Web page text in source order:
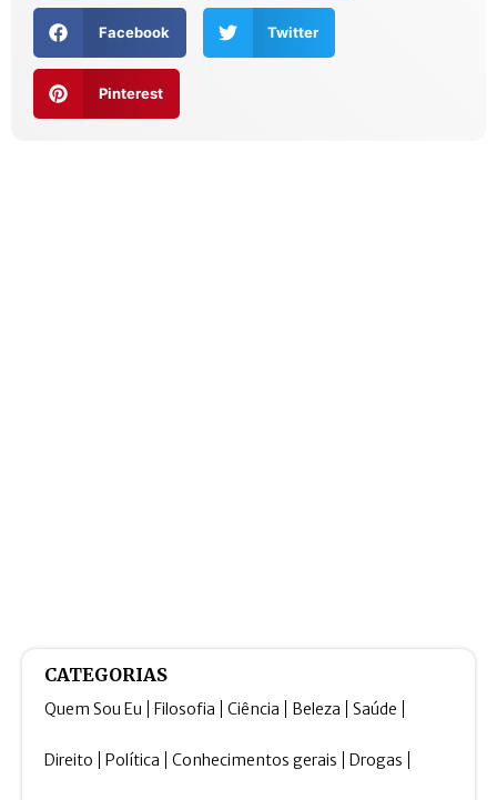
Facebook Twitter
Pinterest
CATEGORIAS
Quem Sou Eu Filosofia Ciência Beleza Saúde
Direito Política Conhecimentos gerais Drogas